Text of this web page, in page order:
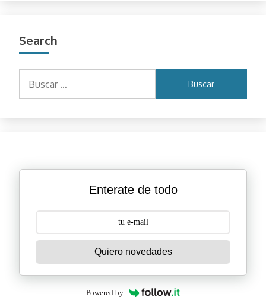
Search
Enterate de todo
Quiero novedades
Powered by